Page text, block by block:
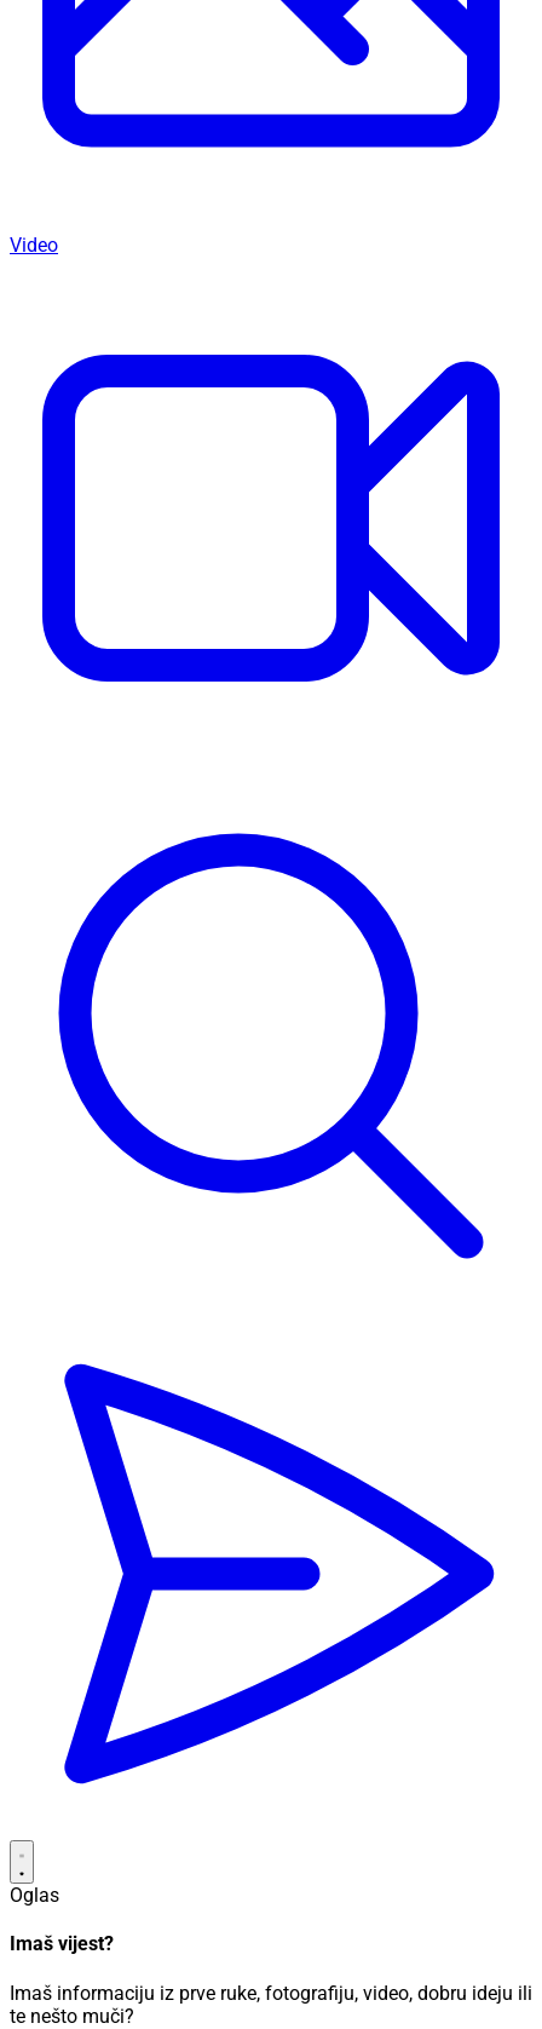
Video
Oglas
Imaš vijest?
Imaš informaciju iz prve ruke, fotografiju, video, dobru ideju ili
te nešto muči?